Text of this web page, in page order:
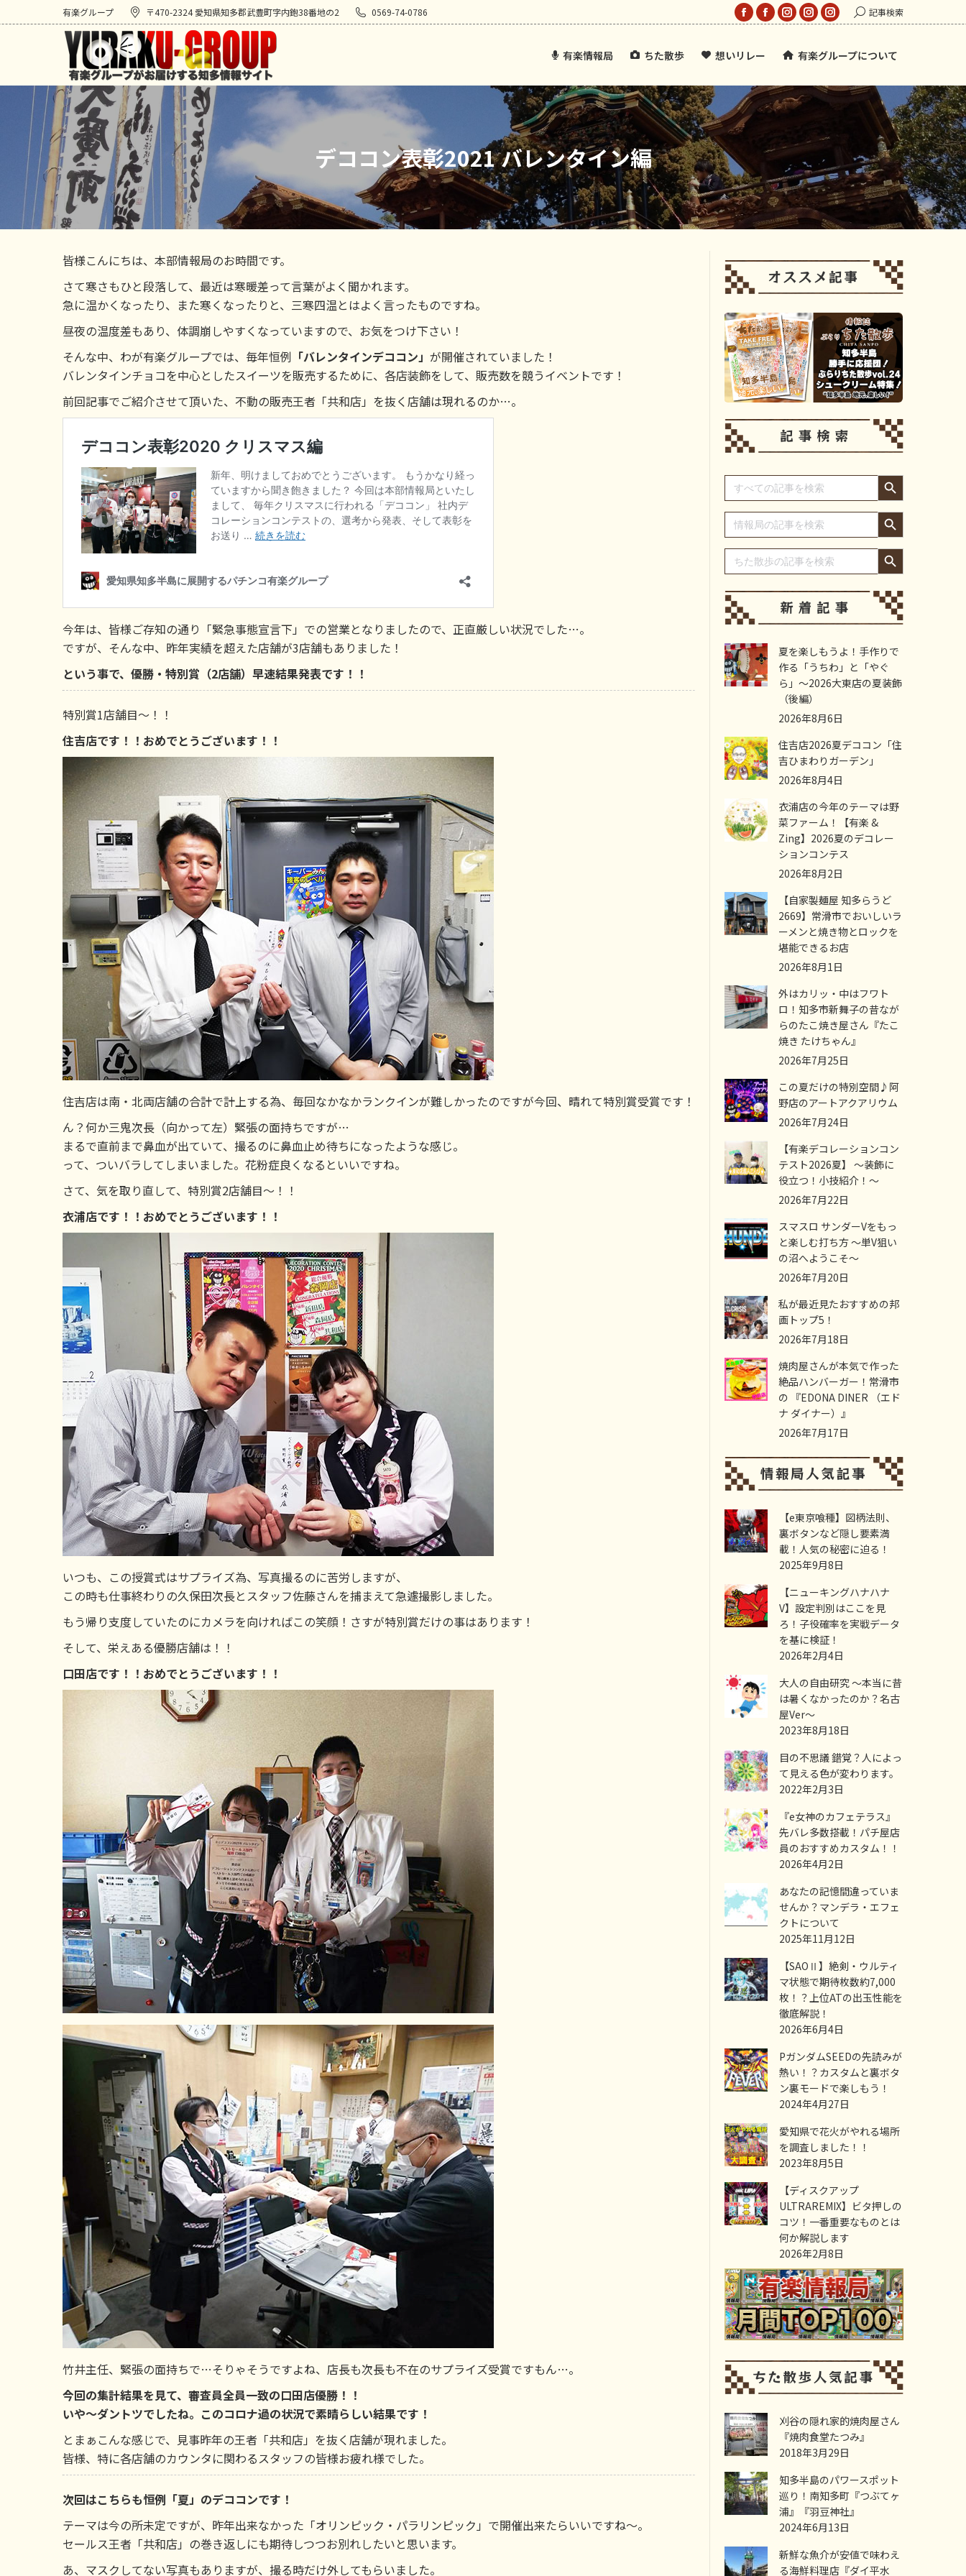
有楽グループ 〒470-2324 愛知県知多郡武豊町字内鉋38番地の2 0569-74-0786
Facebook
opens
new
window
Facebook
opens
new
window
Instagram
opens
new
window
Instagram
opens
new
Instagram
opens
new
window
Search:記事検索
有楽情報局 ちた散歩 想いリレー 有楽グループについて
デココン表彰2021 バレンタイン編
皆様こんにちは、本部情報局のお時間です。
さて寒さもひと段落して、最近は寒暖差って言葉がよく聞かれます。
急に温かくなったり、また寒くなったりと、三寒四温とはよく言ったものですね。
昼夜の温度差もあり、体調崩しやすくなっていますので、お気をつけ下さい！
そんな中、わが有楽グループでは、毎年恒例 「バレンタインデココン」 が開催されていました！
バレンタインチョコを中心としたスイーツを販売するために、各店装飾をして、販売数を競うイベントです！
前回記事でご紹介させて頂いた、不動の販売王者「共和店」を抜く店舗は現れるのか…。
今年は、皆様ご存知の通り「緊急事態宣言下」での営業となりましたので、正直厳しい状況でした…。
ですが、そんな中、昨年実績を超えた店舗が3店舗もありました！
という事で、優勝・特別賞（2店舗）早速結果発表です！！
特別賞1店舗目～！！
住吉店です！！おめでとうございます！！
住吉店は南・北両店舗の合計で計上する為、毎回なかなかランクインが難しかったのですが今回、晴れて特別賞受賞です！
ん？何か三鬼次長（向かって左）緊張の面持ちですが…
まるで直前まで鼻血が出ていて、撮るのに鼻血止め待ちになったような感じ。
って、ついバラしてしまいました。花粉症良くなるといいですね。
さて、気を取り直して、特別賞2店舗目～！！
衣浦店です！！おめでとうございます！！
いつも、この授賞式はサプライズ為、写真撮るのに苦労しますが、
この時も仕事終わりの久保田次長とスタッフ佐藤さんを捕まえて急遽撮影しました。
もう帰り支度していたのにカメラを向ければこの笑顔！さすが特別賞だけの事はあります！
そして、栄えある優勝店舗は！！
口田店です！！おめでとうございます！！
竹井主任、緊張の面持ちで…そりゃそうですよね、店長も次長も不在のサプライズ受賞ですもん…。
今回の集計結果を見て、審査員全員一致の口田店優勝！！
いや～ダントツでしたね。このコロナ過の状況で素晴らしい結果です！
とまぁこんな感じで、見事昨年の王者「共和店」を抜く店舗が現れました。
皆様、特に各店舗のカウンタに関わるスタッフの皆様お疲れ様でした。
次回はこちらも恒例「夏」のデココンです！
テーマは今の所未定ですが、昨年出来なかった「オリンピック・パラリンピック」で開催出来たらいいですね～。
セールス王者「共和店」の巻き返しにも期待しつつお別れしたいと思います。
あ、マスクしてない写真もありますが、撮る時だけ外してもらいました。
Search
for:
Search Button
Search
for:
Search Button
Search
for:
Search Button
夏を楽しもうよ！手作りで
作る「うちわ」と「やぐ
ら」～2026大東店の夏装飾
（後編）
2026年8月6日
住吉店2026夏デココン「住
吉ひまわりガーデン」
2026年8月4日
衣浦店の今年のテーマは野
菜ファーム！【有楽 &
Zing】2026夏のデコレー
ションコンテス
2026年8月2日
【自家製麺屋 知多らうど
2669】常滑市でおいしいラ
ーメンと焼き物とロックを
堪能できるお店
2026年8月1日
外はカリッ・中はフワト
ロ！知多市新舞子の昔なが
らのたこ焼き屋さん『たこ
焼き たけちゃん』
2026年7月25日
この夏だけの特別空間♪阿
野店のアートアクアリウム
2026年7月24日
【有楽デコレーションコン
テスト2026夏】 ～装飾に
役立つ！小技紹介！～
2026年7月22日
スマスロ サンダーVをもっ
と楽しむ打ち方 ～単V狙い
の沼へようこそ～
2026年7月20日
私が最近見たおすすめの邦
画トップ5！
2026年7月18日
焼肉屋さんが本気で作った
絶品ハンバーガー！常滑市
の 『EDONA DINER （エド
ナ ダイナー）』
2026年7月17日
【e東京喰種】図柄法則、
裏ボタンなど隠し要素満
載！人気の秘密に迫る！
2025年9月8日
【ニューキングハナハナ
V】設定判別はここを見
ろ！子役確率を実戦データ
を基に検証！
2026年2月4日
大人の自由研究 ～本当に昔
は暑くなかったのか？名古
屋Ver～
2023年8月18日
目の不思議 錯覚？人によっ
て見える色が変わります。
2022年2月3日
『e女神のカフェテラス』
先バレ多数搭載！パチ屋店
員のおすすめカスタム！！
2026年4月2日
あなたの記憶間違っていま
せんか？マンデラ・エフェ
クトについて
2025年11月12日
【SAOⅡ】絶剣・ウルティ
マ状態で期待枚数約7,000
枚！？上位ATの出玉性能を
徹底解説！
2026年6月4日
PガンダムSEEDの先読みが
熱い！？カスタムと裏ボタ
ン裏モードで楽しもう！
2024年4月27日
愛知県で花火がやれる場所
を調査しました！！
2023年8月5日
【ディスクアップ
ULTRAREMIX】ビタ押しの
コツ！一番重要なものとは
何か解説します
2026年2月8日
刈谷の隠れ家的焼肉屋さん
『焼肉食堂たつみ』
2018年3月29日
知多半島のパワースポット
巡り！南知多町『つぶてヶ
浦』『羽豆神社』
2024年6月13日
新鮮な魚介が安値で味わえ
る海鮮料理店『ダイ平水